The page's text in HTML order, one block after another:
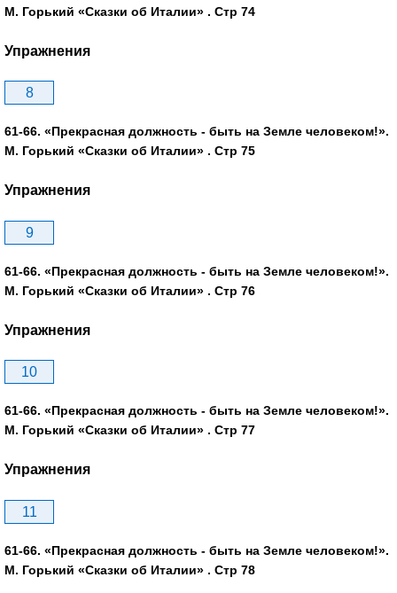
М. Горький «Сказки об Италии» . Стр 74
Упражнения
8
61-66. «Прекрасная должность - быть на Земле человеком!».
М. Горький «Сказки об Италии» . Стр 75
Упражнения
9
61-66. «Прекрасная должность - быть на Земле человеком!».
М. Горький «Сказки об Италии» . Стр 76
Упражнения
10
61-66. «Прекрасная должность - быть на Земле человеком!».
М. Горький «Сказки об Италии» . Стр 77
Упражнения
11
61-66. «Прекрасная должность - быть на Земле человеком!».
М. Горький «Сказки об Италии» . Стр 78